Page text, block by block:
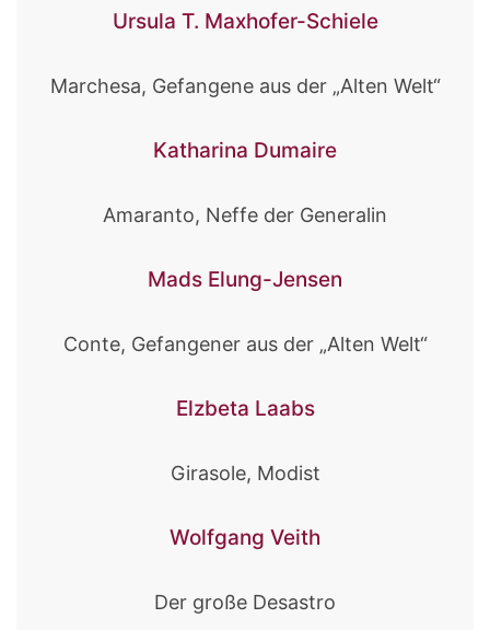
Ursula T. Maxhofer-Schiele
Marchesa, Gefangene aus der „Alten Welt“
Katharina Dumaire
Amaranto, Neffe der Generalin
Mads Elung-Jensen
Conte, Gefangener aus der „Alten Welt“
Elzbeta Laabs
Girasole, Modist
Wolfgang Veith
Der große Desastro